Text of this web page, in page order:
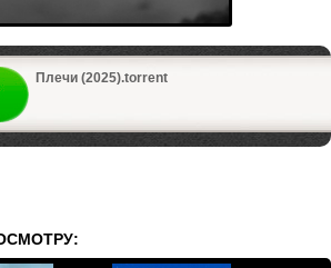
Плечи (2025).torrent